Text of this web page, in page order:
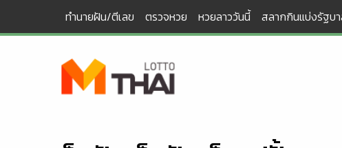
content
ทำนายฝัน/ตีเลข ตรวจหวย หวยลาววันนี้ สลากกินแบ่งรัฐบ